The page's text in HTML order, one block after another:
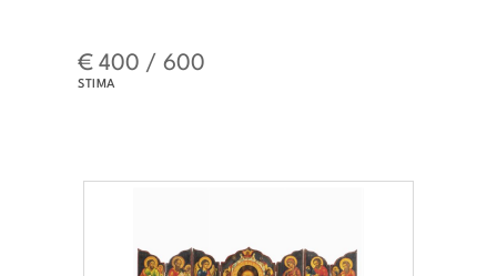
€ 400 / 600
STIMA